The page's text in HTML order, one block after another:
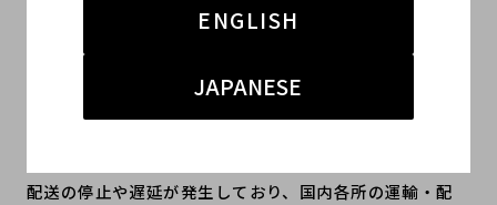
ENGLISH
JAPANESE
いつも「ブランドコレクト」をご利用いただき、誠にあ
配送の停止や遅延が発生しており、国内各所の運輸・配